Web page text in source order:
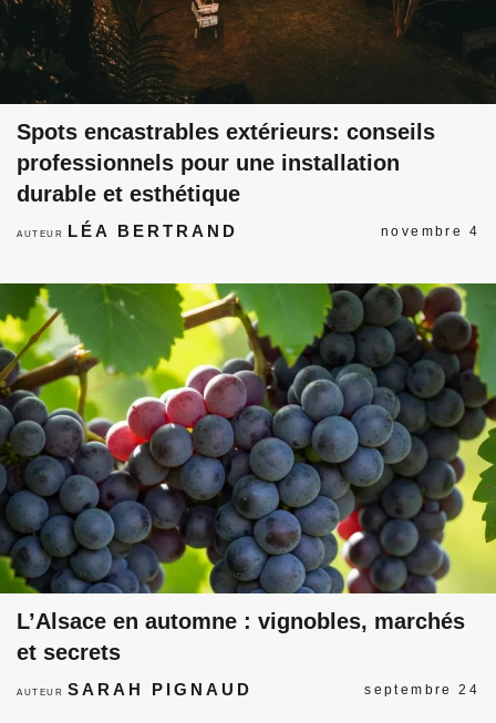
Spots encastrables extérieurs: conseils
professionnels pour une installation
durable et esthétique
AUTEUR LÉA BERTRAND novembre 4
L’Alsace en automne : vignobles, marchés
et secrets
AUTEURSARAH PIGNAUD septembre 24